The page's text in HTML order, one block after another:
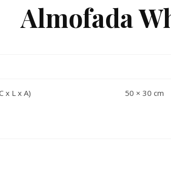
Almofada
x L x A)
50 × 30 cm